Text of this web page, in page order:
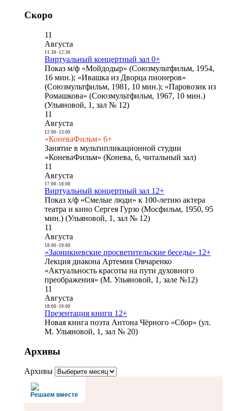
Скоро
11
Августа
11:30- 12:30
Виртуальный концертный зал 0+
Показ м/ф «Мойдодыр» (Союзмультфильм, 1954,
16 мин.); «Ивашка из Дворца пионеров»
(Союзмультфильм, 1981, 10 мин.); «Паровозик из
Ромашкова» (Союзмультфильм, 1967, 10 мин.)
(Ульяновой, 1, зал № 12)
11
Августа
12:00- 13:00
«КоневаФильм» 6+
Занятие в мультипликационной студии
«КоневаФильм» (Конева, 6, читальный зал)
11
Августа
17:00- 18:00
Виртуальный концертный зал 12+
Показ х/ф «Смелые люди» к 100-летию актера
театра и кино Сергея Гурзо (Мосфильм, 1950, 95
мин.) (Ульяновой, 1, зал № 12)
11
Августа
18:00- 19:00
«Заоникиевские просветительские беседы» 12+
Лекция диакона Артемия Овчаренко
«Актуальность красоты на пути духовного
преображения» (М. Ульяновой, 1, зале №12)
11
Августа
18:00- 19:00
Презентация книги 12+
Новая книга поэта Антона Чёрного «Сбор» (ул.
М. Ульяновой, 1, зал № 20)
Архивы
Архивы
Решаем вместе